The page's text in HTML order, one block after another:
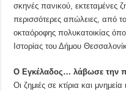
σκηνές πανικού, εκτεταμένες
περισσότερες απώλειες, από
οκταόροφης πολυκατοικίας
Ιστορίας του Δήμου
Ο Εγκέλαδος… λάβωσε την
Οι ζημιές σε κτίρια και